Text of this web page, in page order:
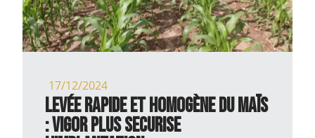
17/12/2024
Levée rapide et homogène du maïs
: Vigor Plus SECURISE